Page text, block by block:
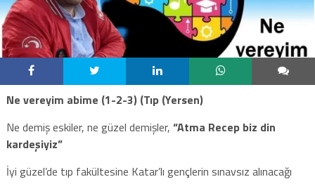
Ne vereyim abime (1-2-3) (Tıp (Yersen)
Ne demiş eskiler, ne güzel demişler, “Atma Recep biz din
kardeşiyiz”
İyi güzel’de tıp fakültesine Katar’lı gençlerin sınavsız alınacağı